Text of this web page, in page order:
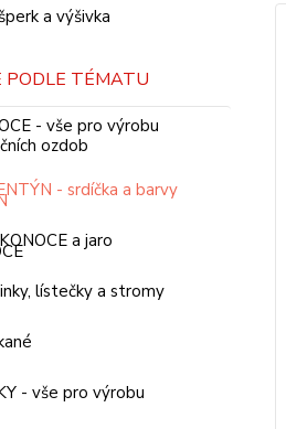
a výšivka
PODLE TÉMATU
- vše pro výrobu
ozdob
- srdíčka a barvy
a jaro
lístečky a stromy
- vše pro výrobu